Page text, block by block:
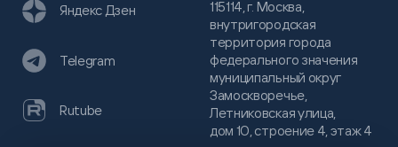
115114, г. Москва,
внутригородская
территория города
федерального значения
муниципальный округ
Замоскворечье,
Летниковская улица,
дом 10, строение 4, этаж 4
Яндекс Дзен
Telegram
Rutube